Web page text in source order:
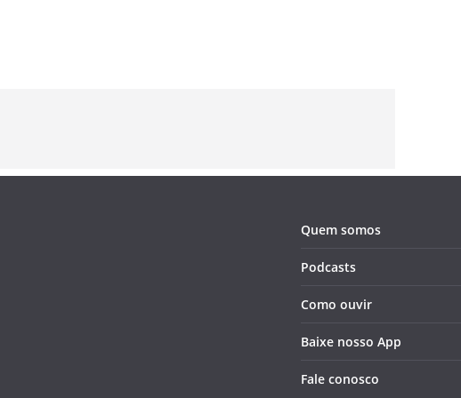
Quem somos
Podcasts
Como ouvir
Baixe nosso App
Fale conosco